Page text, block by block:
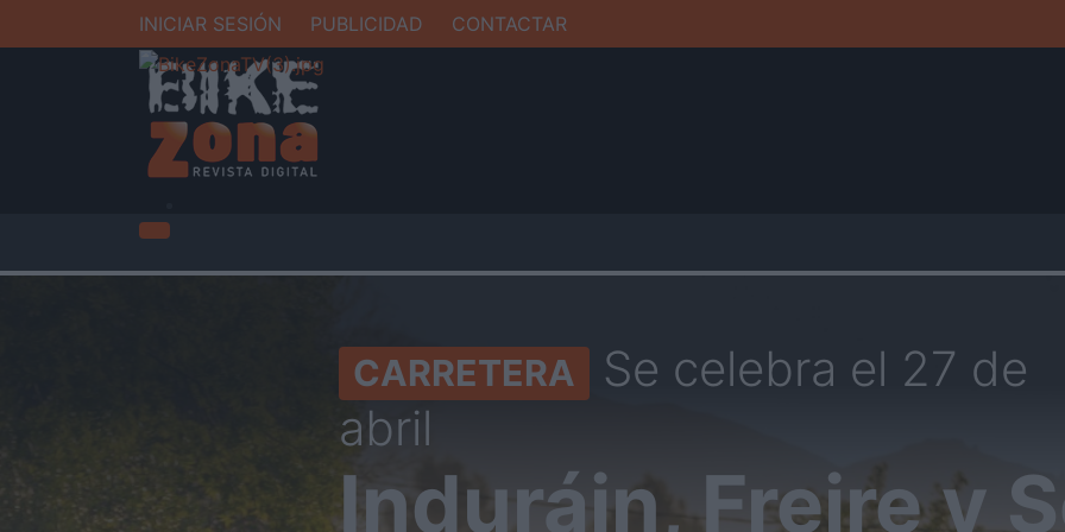
INICIAR SESIÓN PUBLICIDAD CONTACTAR
CARRETERA Se celebra el 27 de
abril
Induráin, Freire y